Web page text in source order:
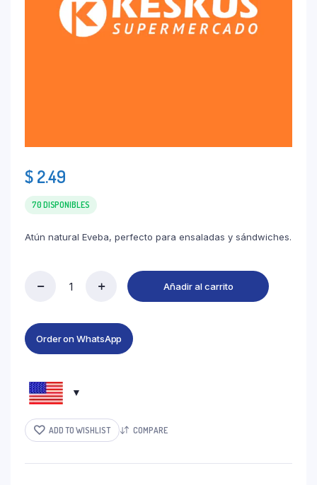
$2.49
70 DISPONIBLES
Atún natural Eveba, perfecto para ensaladas y sándwiches.
Añadir al carrito
Order on WhatsApp
ADD TO WISHLIST COMPARE